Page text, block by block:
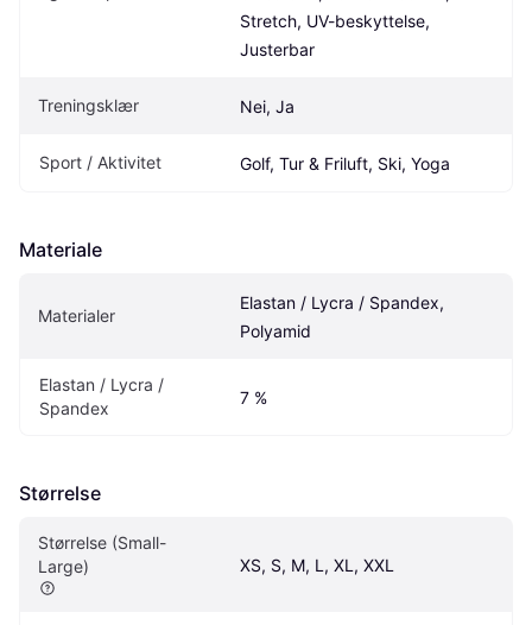
Stretch, UV-beskyttelse,
Justerbar
Treningsklær Nei, Ja
Sport / Aktivitet Golf, Tur & Friluft, Ski, Yoga
Materiale
Materialer
Elastan / Lycra / Spandex,
Polyamid
Elastan / Lycra /
Spandex
7 %
Størrelse
Størrelse (Small-
Large)
XS, S, M, L, XL, XXL